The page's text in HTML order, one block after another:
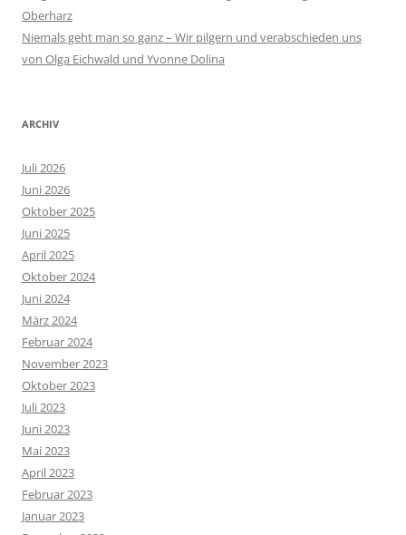
Oberharz
Niemals geht man so ganz – Wir pilgern und verabschieden uns
von Olga Eichwald und Yvonne Dolina
ARCHIV
Juli 2026
Juni 2026
Oktober 2025
Juni 2025
April 2025
Oktober 2024
Juni 2024
März 2024
Februar 2024
November 2023
Oktober 2023
Juli 2023
Juni 2023
Mai 2023
April 2023
Februar 2023
Januar 2023